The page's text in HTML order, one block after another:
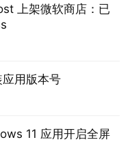
上架微软商店：已
用版本号
11 应用开启全屏